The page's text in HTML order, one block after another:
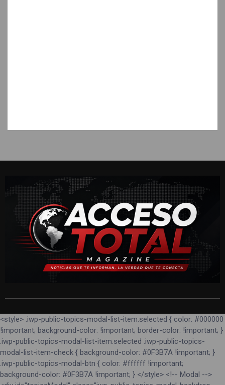
<style> .iwp-public-topics-modal-list-item.selected { color: #000000
!important; background-color: !important; border-color: !important; }
.iwp-public-topics-modal-list-item.selected .iwp-public-topics-
modal-list-item-check { background-color: #0F3B7A !important; }
.iwp-public-topics-modal-btn { color: #ffffff !important;
background-color: #0F3B7A !important; } </style> <!-- Modal -->